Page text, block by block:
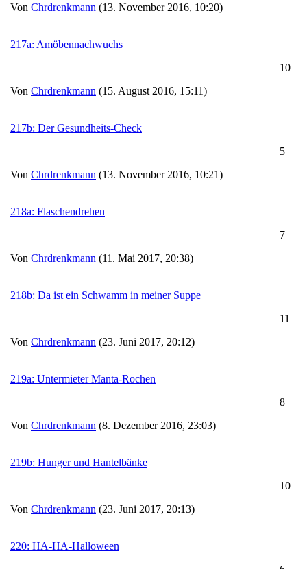
Von Chrdrenkmann (13. November 2016, 10:20)
217a: Amöbennachwuchs
Von Chrdrenkmann (15. August 2016, 15:11)
10
217b: Der Gesundheits-Check
Von Chrdrenkmann (13. November 2016, 10:21)
5
218a: Flaschendrehen
Von Chrdrenkmann (11. Mai 2017, 20:38)
7
218b: Da ist ein Schwamm in meiner Suppe
Von Chrdrenkmann (23. Juni 2017, 20:12)
11
219a: Untermieter Manta-Rochen
Von Chrdrenkmann (8. Dezember 2016, 23:03)
8
219b: Hunger und Hantelbänke
Von Chrdrenkmann (23. Juni 2017, 20:13)
10
220: HA-HA-Halloween